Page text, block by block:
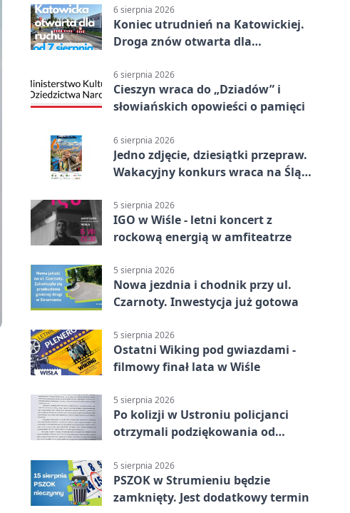
6 sierpnia 2026
Koniec utrudnień na Katowickiej.
Droga znów otwarta dla
6 sierpnia 2026
Cieszyn wraca do „Dziadów” i
słowiańskich opowieści o pamięci
6 sierpnia 2026
Jedno zdjęcie, dziesiątki przepraw.
Wakacyjny konkurs wraca na Śląsk
5 sierpnia 2026
IGO w Wiśle - letni koncert z
rockową energią w amfiteatrze
5 sierpnia 2026
Nowa jezdnia i chodnik przy ul.
Czarnoty. Inwestycja już gotowa
5 sierpnia 2026
Ostatni Wiking pod gwiazdami -
filmowy finał lata w Wiśle
5 sierpnia 2026
Po kolizji w Ustroniu policjanci
otrzymali podziękowania od
5 sierpnia 2026
PSZOK w Strumieniu będzie
zamknięty. Jest dodatkowy termin